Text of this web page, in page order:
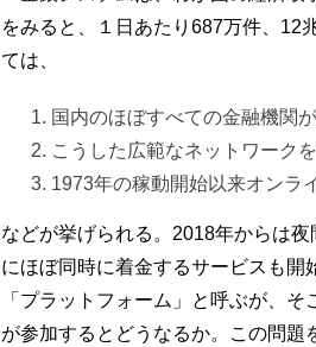
をみると、１日あたり687万件、12
ては、
国内のほぼすべての金融機関
こうした広範なネットワーク
1973年の稼動開始以来オンラ
などが挙げられる。2018年からは
にほぼ同時に着金するサービスも開
「プラットフォーム」と呼ぶが、
が参加するとどうなるか。この問